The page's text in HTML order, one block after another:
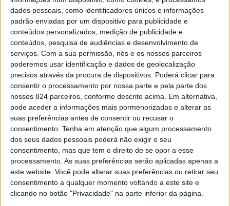
dados pessoais, como identificadores únicos e informações
padrão enviadas por um dispositivo para publicidade e
conteúdos personalizados, medição de publicidade e
conteúdos, pesquisa de audiências e desenvolvimento de
serviços. Com a sua permissão, nós e os nossos parceiros
poderemos usar identificação e dados de geolocalização
precisos através da procura de dispositivos. Poderá clicar para
consentir o processamento por nossa parte e pela parte dos
nossos 824 parceiros, conforme descrito acima. Em alternativa,
pode aceder a informações mais pormenorizadas e alterar as
suas preferências antes de consentir ou recusar o
consentimento. Tenha em atenção que algum processamento
dos seus dados pessoais poderá não exigir o seu
consentimento, mas que tem o direito de se opor a esse
processamento. As suas preferências serão aplicadas apenas a
este website. Você pode alterar suas preferências ou retirar seu
consentimento a qualquer momento voltando a este site e
clicando no botão "Privacidade" na parte inferior da página.
Um homem de 25 anos sofreu ferimentos leves na
sequência do despiste do veículo ligeiro de passageiros
em que seguia, ocorrido na tarde desta quarta-feira, dia
29, Avenida da Extremadura Espanhola, perto do Quartel
dos Bombeiros de Portalegre.
Fonte do Comando Sub-Regional de Emergência e
Protecção Civil do Alto Alentejo indicou ao nosso jornal
que o alerta para o acidente foi dado pelas 14h53, tendo
o ferido, de nacionalidade brasileira, segundo apurou o